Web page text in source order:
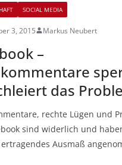
SOCIAL MEDIA
3, 2015 Markus Neubert
–
das
rechte Lügen und
sind widerlich und
Ausmaß